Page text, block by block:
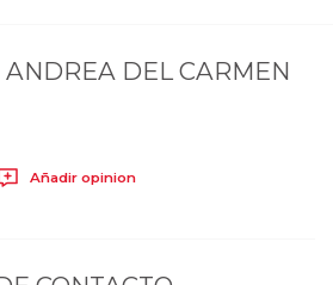
ANDREA DEL CARMEN
Añadir opinion